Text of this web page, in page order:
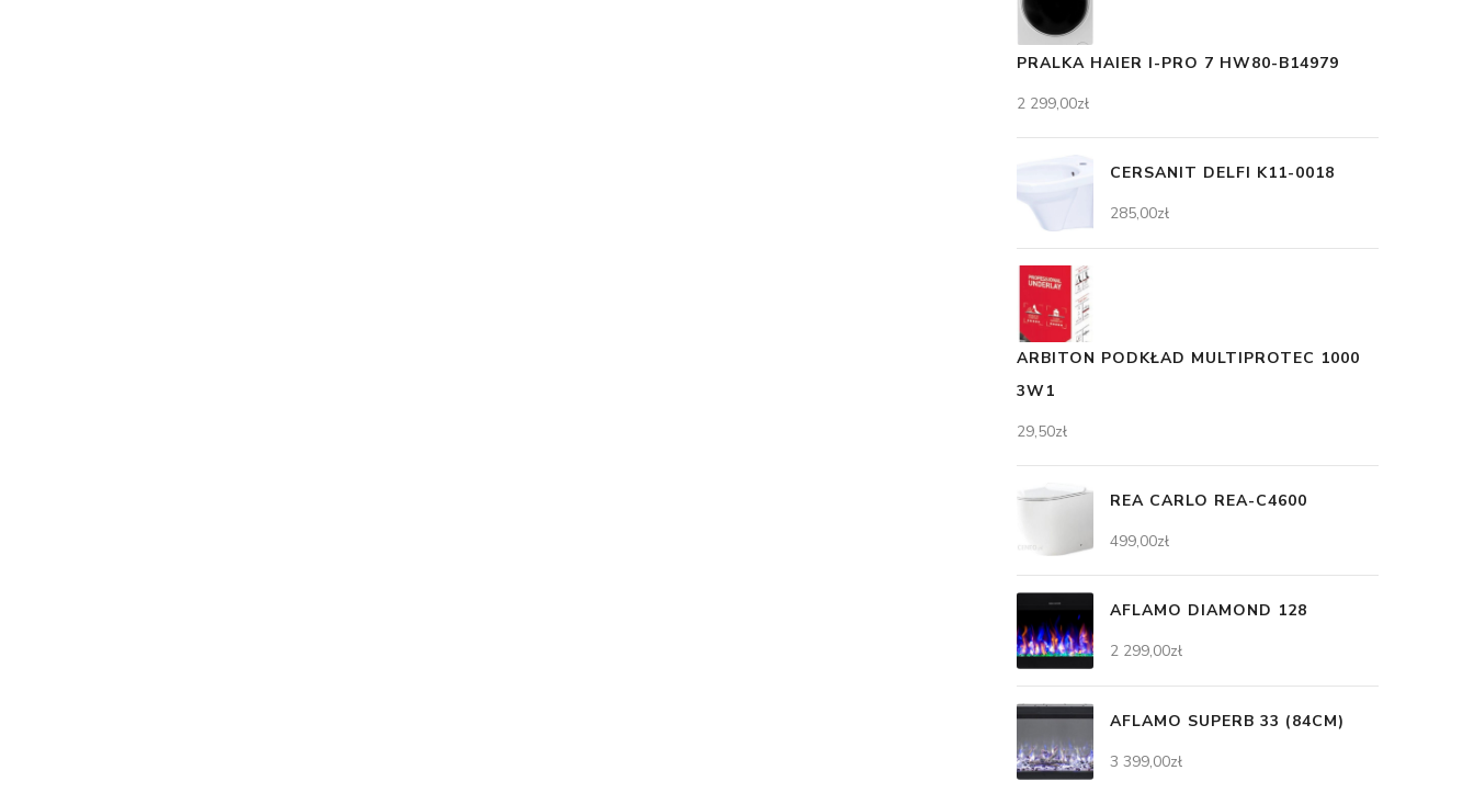
PRALKA HAIER I-PRO 7 HW80-B14979
2 299,00zł
CERSANIT DELFI K11-0018
285,00zł
ARBITON PODKŁAD MULTIPROTEC 1000
3W1
29,50zł
REA CARLO REA-C4600
499,00zł
AFLAMO DIAMOND 128
2 299,00zł
AFLAMO SUPERB 33 (84CM)
3 399,00zł